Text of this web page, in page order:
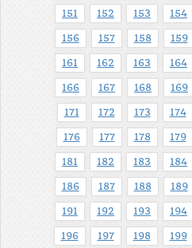
151 152 153 154
156 157 158 159
161 162 163 164
166 167 168 169
171 172 173 174
176 177 178 179
181 182 183 184
186 187 188 189
191 192 193 194
196 197 198 199